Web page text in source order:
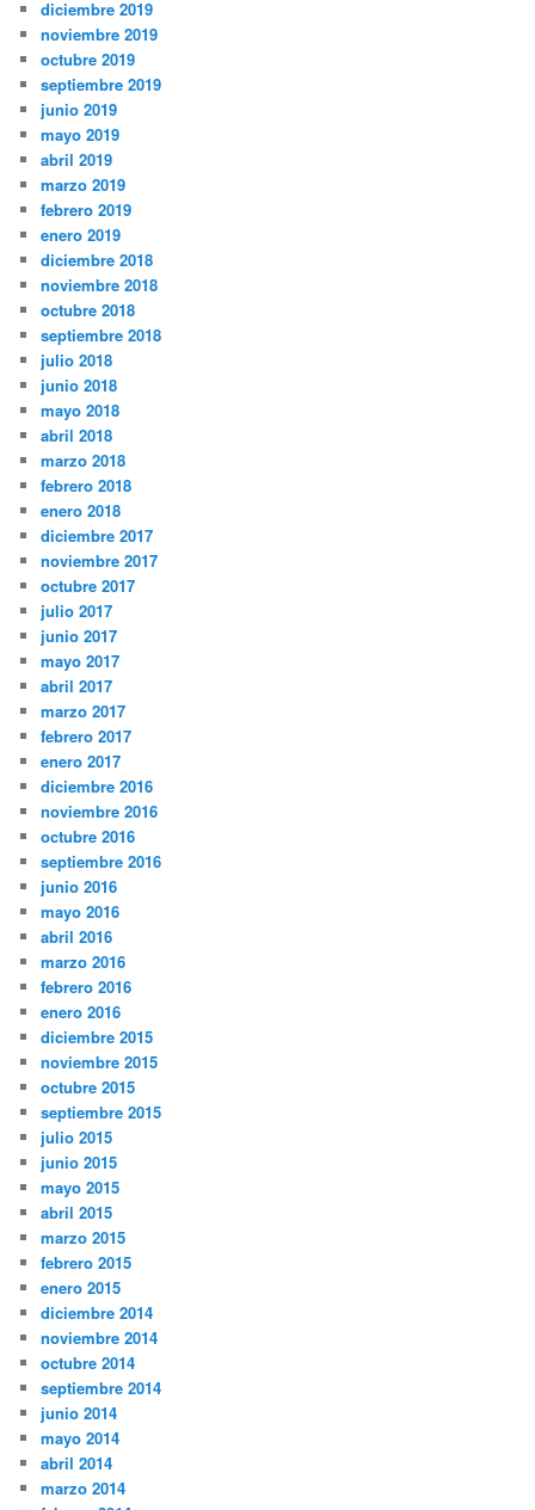
diciembre 2019
noviembre 2019
octubre 2019
septiembre 2019
junio 2019
mayo 2019
abril 2019
marzo 2019
febrero 2019
enero 2019
diciembre 2018
noviembre 2018
octubre 2018
septiembre 2018
julio 2018
junio 2018
mayo 2018
abril 2018
marzo 2018
febrero 2018
enero 2018
diciembre 2017
noviembre 2017
octubre 2017
julio 2017
junio 2017
mayo 2017
abril 2017
marzo 2017
febrero 2017
enero 2017
diciembre 2016
noviembre 2016
octubre 2016
septiembre 2016
junio 2016
mayo 2016
abril 2016
marzo 2016
febrero 2016
enero 2016
diciembre 2015
noviembre 2015
octubre 2015
septiembre 2015
julio 2015
junio 2015
mayo 2015
abril 2015
marzo 2015
febrero 2015
enero 2015
diciembre 2014
noviembre 2014
octubre 2014
septiembre 2014
junio 2014
mayo 2014
abril 2014
marzo 2014